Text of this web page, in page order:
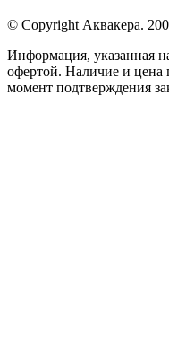
© Copyright Аквакера.
Информация, указанная
офертой. Наличие и цена
момент подтверждения